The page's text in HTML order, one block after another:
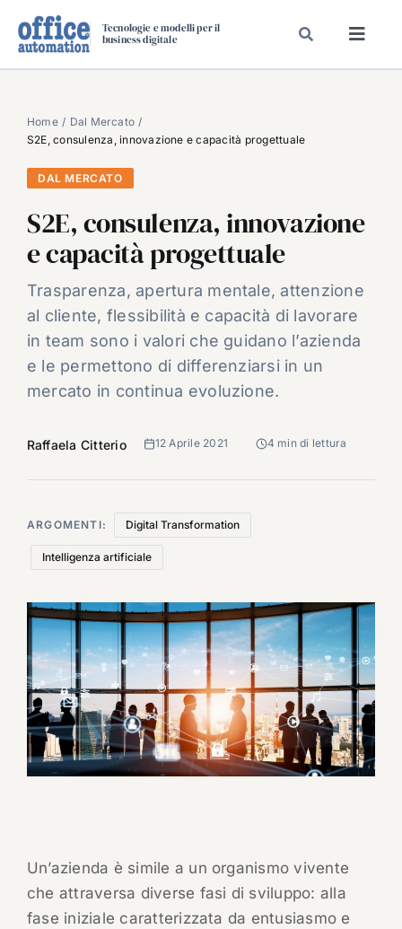
Tecnologie e modelli per il
business digitale
SPECIAL PAPER
TAVOLE ROTONDE DI REDAZIONE
DAL MERCATO
CARRIERE
VIDEO
EVENTI
CHI SIAMO
Home
Dal Mercato
S2E, consulenza, innovazione e capacità progettuale
DAL MERCATO
S2E, consulenza, innovazione
e capacità progettuale
Trasparenza, apertura mentale, attenzione
al cliente, flessibilità e capacità di lavorare
in team sono i valori che guidano l’azienda
e le permettono di differenziarsi in un
mercato in continua evoluzione.
Raffaela Citterio 12 Aprile 2021 4 min di lettura
ARGOMENTI: Digital Transformation
Intelligenza artificiale
Un’azienda è simile a un organismo vivente
che attraversa diverse fasi di sviluppo: alla
fase iniziale caratterizzata da entusiasmo e